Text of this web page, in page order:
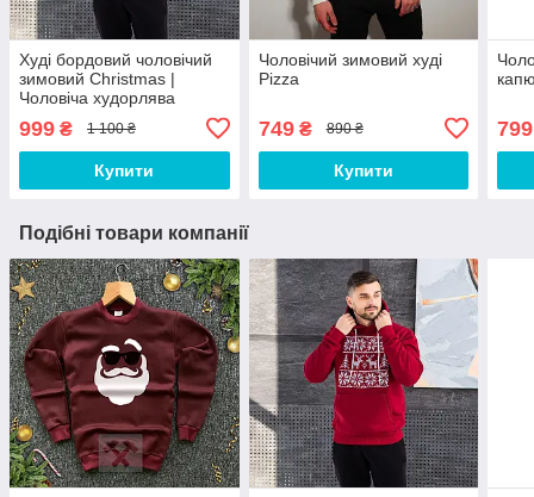
Худі бордовий чоловічий
зимовий Christmas |
Чоловіча худорлява
ЛЮКС якість
999 ₴ 1 100 ₴
Купити
Чоловічий зимовий худі
Pizza
749₴ 890 ₴
Купити
799
Подібні товари компанії